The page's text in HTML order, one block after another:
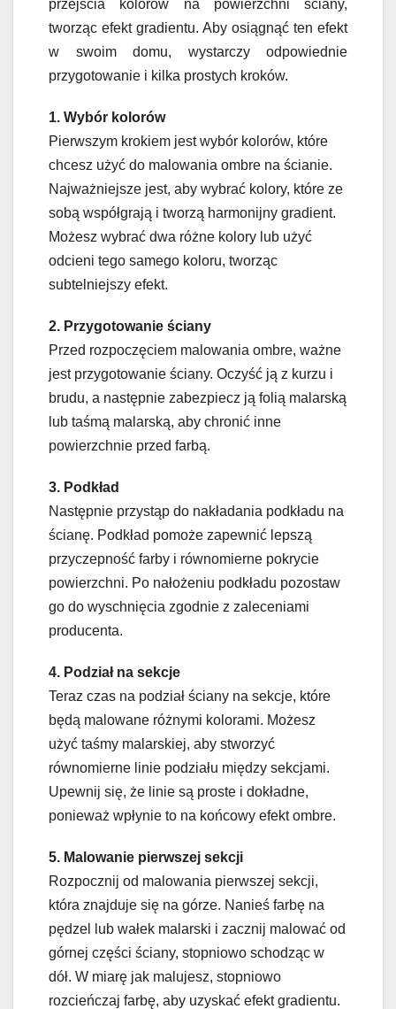
przejścia kolorów na powierzchni ściany,
tworząc efekt gradientu. Aby osiągnąć ten efekt
w swoim domu, wystarczy odpowiednie
przygotowanie i kilka prostych kroków.
1. Wybór kolorów
Pierwszym krokiem jest wybór kolorów, które
chcesz użyć do malowania ombre na ścianie.
Najważniejsze jest, aby wybrać kolory, które ze
sobą współgrają i tworzą harmonijny gradient.
Możesz wybrać dwa różne kolory lub użyć
odcieni tego samego koloru, tworząc
subtelniejszy efekt.
2. Przygotowanie ściany
Przed rozpoczęciem malowania ombre, ważne
jest przygotowanie ściany. Oczyść ją z kurzu i
brudu, a następnie zabezpiecz ją folią malarską
lub taśmą malarską, aby chronić inne
powierzchnie przed farbą.
3. Podkład
Następnie przystąp do nakładania podkładu na
ścianę. Podkład pomoże zapewnić lepszą
przyczepność farby i równomierne pokrycie
powierzchni. Po nałożeniu podkładu pozostaw
go do wyschnięcia zgodnie z zaleceniami
producenta.
4. Podział na sekcje
Teraz czas na podział ściany na sekcje, które
będą malowane różnymi kolorami. Możesz
użyć taśmy malarskiej, aby stworzyć
równomierne linie podziału między sekcjami.
Upewnij się, że linie są proste i dokładne,
ponieważ wpłynie to na końcowy efekt ombre.
5. Malowanie pierwszej sekcji
Rozpocznij od malowania pierwszej sekcji,
która znajduje się na górze. Nanieś farbę na
pędzel lub wałek malarski i zacznij malować od
górnej części ściany, stopniowo schodząc w
dół. W miarę jak malujesz, stopniowo
rozcieńczaj farbę, aby uzyskać efekt gradientu.